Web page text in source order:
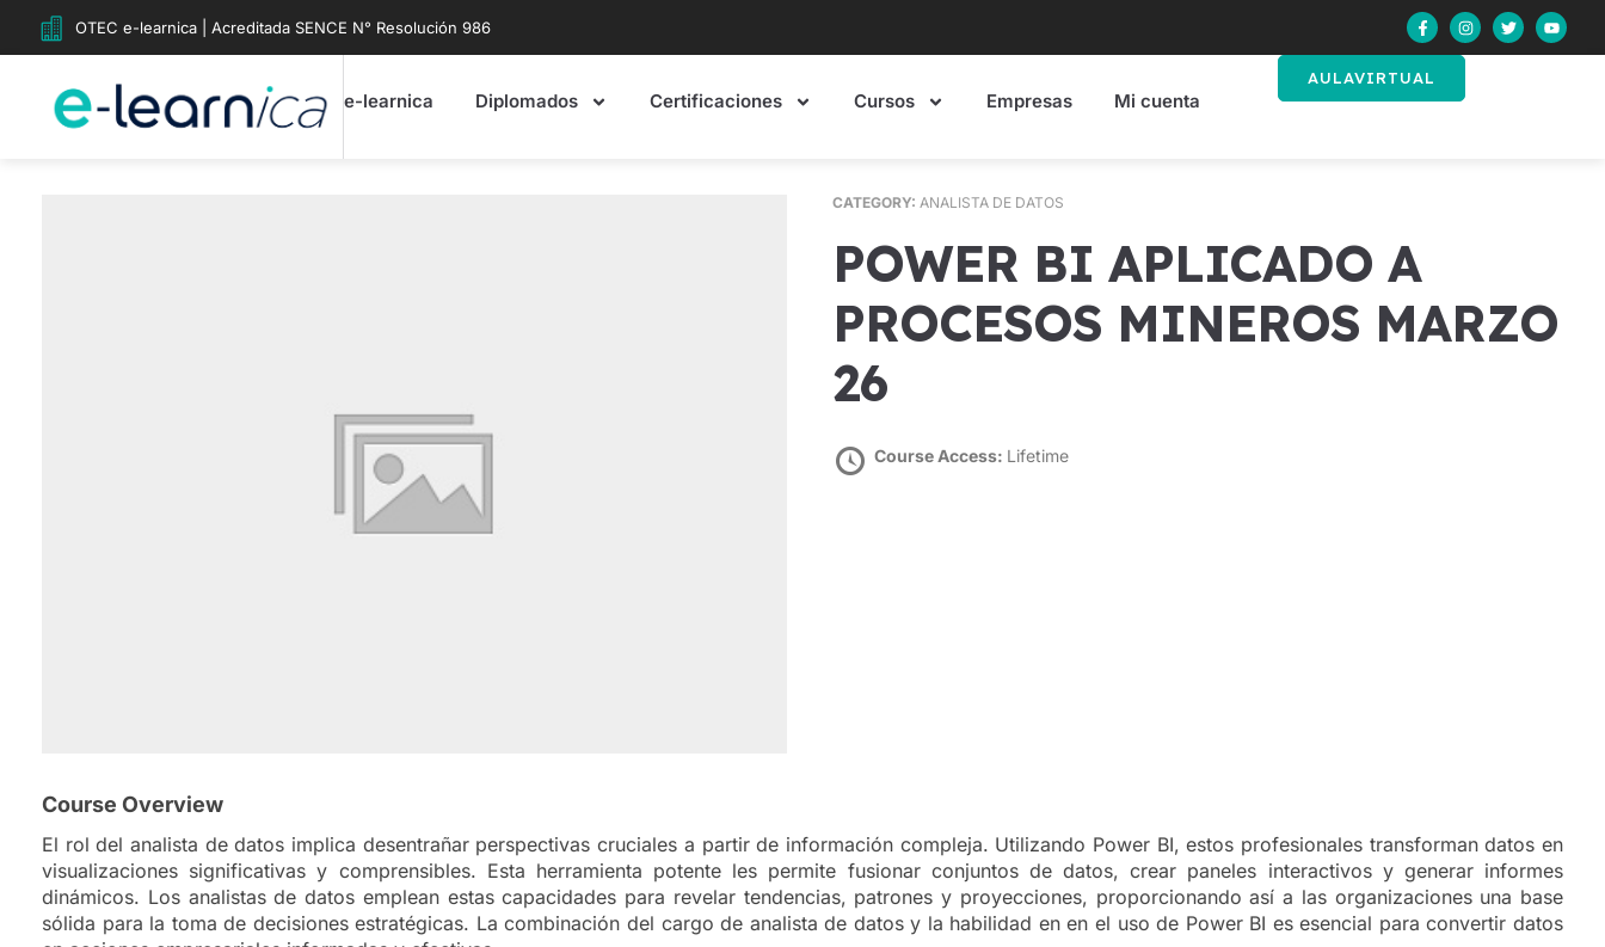
OTEC e-learnica | Acreditada SENCE N° Resolución 986
e-learnica Diplomados Certificaciones Cursos Empresas Mi cuenta
AULAVIRTUAL
CATEGORY:ANALISTA DE DATOS
POWER BI APLICADO A
PROCESOS MINEROS MARZO
26
Course Access: Lifetime
Course Overview
El rol del analista de datos implica desentrañar perspectivas cruciales a partir de información compleja. Utilizando Power BI, estos profesionales transforman datos en
visualizaciones significativas y comprensibles. Esta herramienta potente les permite fusionar conjuntos de datos, crear paneles interactivos y generar informes
dinámicos. Los analistas de datos emplean estas capacidades para revelar tendencias, patrones y proyecciones, proporcionando así a las organizaciones una base
sólida para la toma de decisiones estratégicas. La combinación del cargo de analista de datos y la habilidad en en el uso de Power BI es esencial para convertir datos